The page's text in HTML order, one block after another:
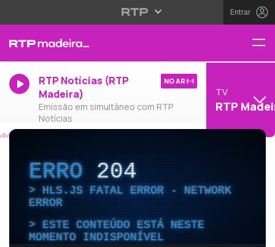
Entrar
RTP Notícias (RTP
Madeira)
Emissão em simultâneo com RTP
Notícias
NO AR
TV
RTP
ERRO204
HLS.JS FATAL ERROR - NETWORK
ERROR
ESTE CONTEÚDO ESTÁ NESTE
MOMENTO INDISPONÍVEL